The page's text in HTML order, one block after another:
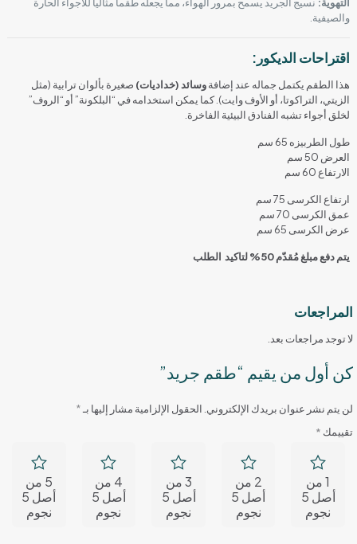
والصيفية.
اقتراحات الديكور:
هذا الطقم يكتمل جماله عند إضافةوسائد (خداديات) صغيرة بألوان ترابية (مثل
الزيتي، التراكوتا، أو الأوف وايت). كما يمكن استخدامه في “البلكونة” أو “الروف”
لخلق أجواء تشبه الفنادق البيئية الفاخرة.
طول الطربيزه 65 سم
العرض 50 سم
الارتفاع 60 سم
ارتفاع الكرسى 75 سم
عمق الكرسى 70 سم
عرض الكرسى 65 سم
يتم دفع مبلغ مُقدّم 50% لتاكيد الطلب
المراجعات
لا توجد مراجعات بعد.
كن أول من يقيم “طقم جريد”
لن يتم نشر عنوان بريدك الإلكتروني. الحقول الإلزامية مشار إليها بـ*
تقييمك *
1 من
أصل 5
نجوم
2 من
أصل 5
نجوم
3 من
أصل 5
نجوم
4 من
أصل 5
نجوم
5 من
أصل 5
نجوم